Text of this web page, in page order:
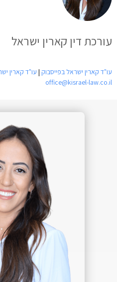
עורכת דין קארין ישראל
עו"ד קארין ישראל בפייסבוק | עו"ד קארין
office@kisrael-law.co.il